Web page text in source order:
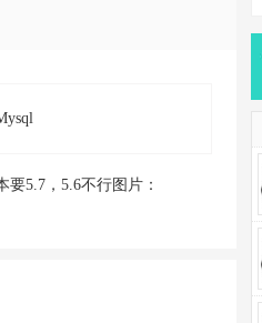
5.7，5.6不行图片：